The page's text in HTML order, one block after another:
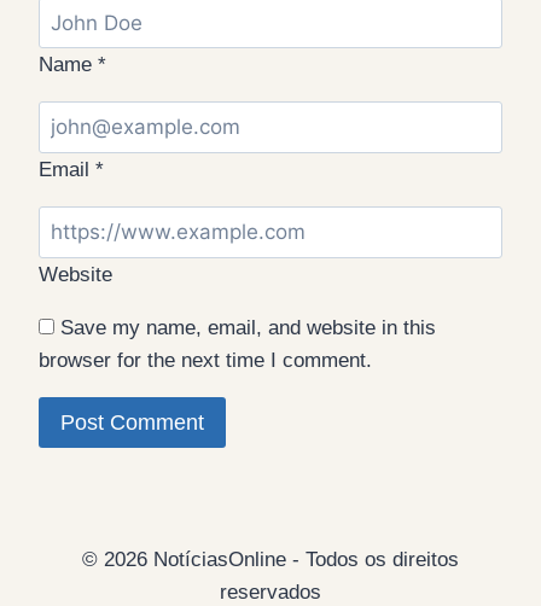
Name *
Email *
Website
Save my name, email, and website in this
browser for the next time I comment.
© 2026 NotíciasOnline - Todos os direitos
reservados